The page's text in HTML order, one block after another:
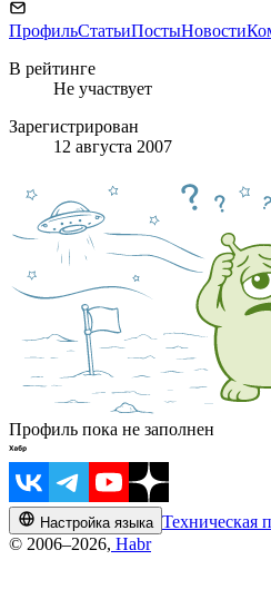
ПрофильСтатьиПостыНовости
В рейтинге
Не участвует
Зарегистрирован
12 августа 2007
Профиль пока не заполнен
Настройка языка Техническая
© 2006–2026, Habr